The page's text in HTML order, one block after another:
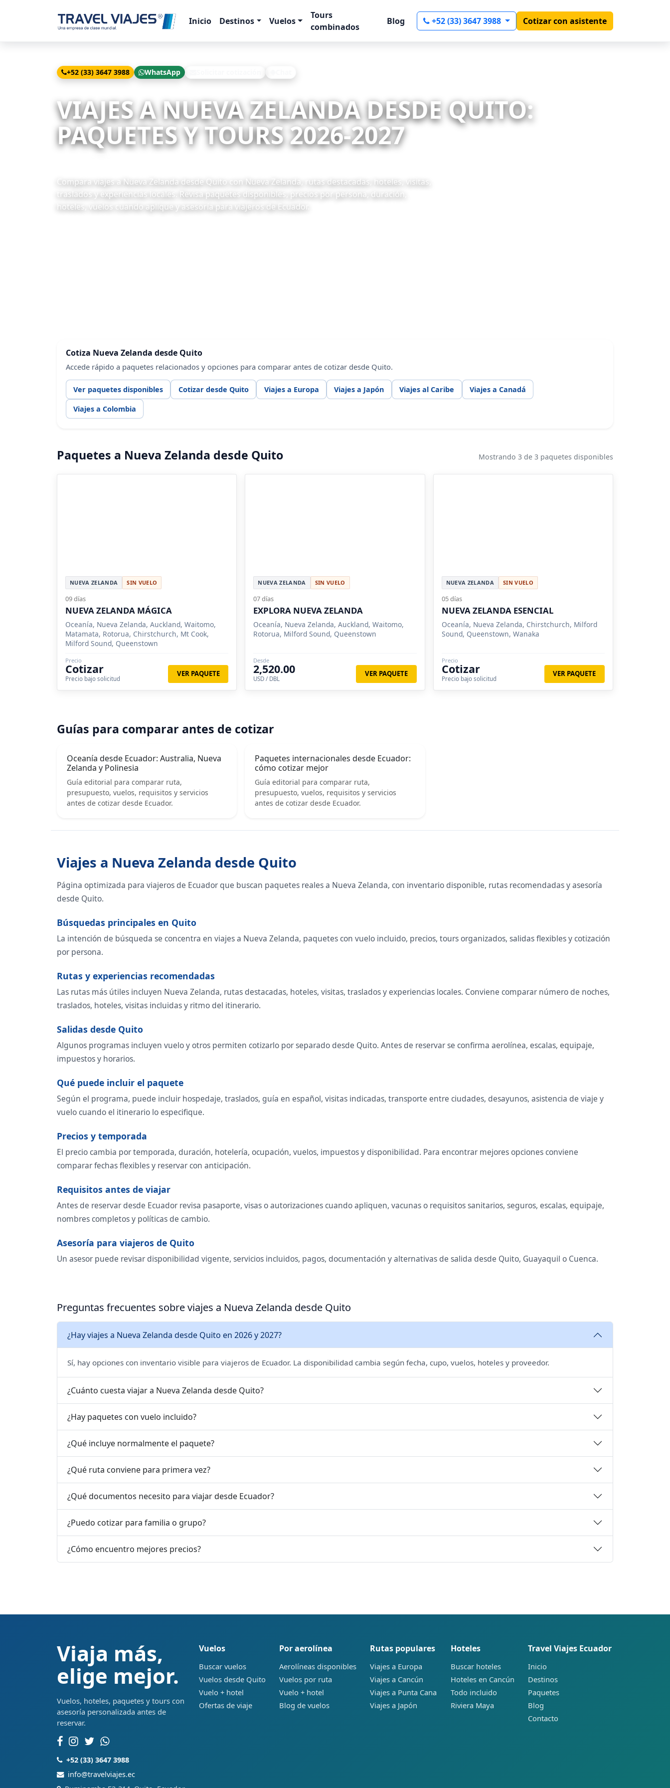
Inicio Destinos Vuelos
Tours
combinados
Blog +52 (33) 3647 3988 Cotizar con asistente
+52 (33) 3647 3988 WhatsApp
VIAJES A NUEVA ZELANDA DESDE QUITO:
PAQUETES Y TOURS 2026-2027
Compara viajes a Nueva Zelanda desde Quito con Nueva Zelanda, rutas destacadas, hoteles, visitas,
traslados y experiencias locales. Revisa paquetes disponibles, precios por persona, duración,
hoteles, vuelos cuando aplique y asesoría para viajeros de Ecuador.
Cotiza Nueva Zelanda desde Quito
Accede rápido a paquetes relacionados y opciones para comparar antes de cotizar desde Quito.
Ver paquetes disponibles Cotizar desde Quito Viajes a Europa Viajes a Japón Viajes al Caribe Viajes a Canadá
Viajes a Colombia
Paquetes a Nueva Zelanda desde Quito Mostrando 3 de 3 paquetes disponibles
NUEVA ZELANDA SIN VUELO
09 días
NUEVA ZELANDA MÁGICA
Oceanía, Nueva Zelanda, Auckland, Waitomo,
Matamata, Rotorua, Chirstchurch, Mt Cook,
Milford Sound, Queenstown
Precio
Cotizar
Precio bajo solicitud
VER PAQUETE
NUEVA ZELANDA SIN VUELO
07 días
EXPLORA NUEVA ZELANDA
Oceanía, Nueva Zelanda, Auckland, Waitomo,
Rotorua, Milford Sound, Queenstown
Desde
2,520.00
USD / DBL
VER PAQUETE
NUEVA ZELANDA SIN VUELO
05 días
NUEVA ZELANDA ESENCIAL
Oceanía, Nueva Zelanda, Chirstchurch, Milford
Sound, Queenstown, Wanaka
Precio
Cotizar
Precio bajo solicitud
VER PAQUETE
Guías para comparar antes de cotizar
Oceanía desde Ecuador: Australia, Nueva
Zelanda y Polinesia
Guía editorial para comparar ruta,
presupuesto, vuelos, requisitos y servicios
antes de cotizar desde Ecuador.
Paquetes internacionales desde Ecuador:
cómo cotizar mejor
Guía editorial para comparar ruta,
presupuesto, vuelos, requisitos y servicios
antes de cotizar desde Ecuador.
Viajes a Nueva Zelanda desde Quito
Página optimizada para viajeros de Ecuador que buscan paquetes reales a Nueva Zelanda, con inventario disponible, rutas recomendadas y asesoría
desde Quito.
Búsquedas principales en Quito
La intención de búsqueda se concentra en viajes a Nueva Zelanda, paquetes con vuelo incluido, precios, tours organizados, salidas flexibles y cotización
por persona.
Rutas y experiencias recomendadas
Las rutas más útiles incluyen Nueva Zelanda, rutas destacadas, hoteles, visitas, traslados y experiencias locales. Conviene comparar número de noches,
traslados, hoteles, visitas incluidas y ritmo del itinerario.
Salidas desde Quito
Algunos programas incluyen vuelo y otros permiten cotizarlo por separado desde Quito. Antes de reservar se confirma aerolínea, escalas, equipaje,
impuestos y horarios.
Qué puede incluir el paquete
Según el programa, puede incluir hospedaje, traslados, guía en español, visitas indicadas, transporte entre ciudades, desayunos, asistencia de viaje y
vuelo cuando el itinerario lo especifique.
Precios y temporada
El precio cambia por temporada, duración, hotelería, ocupación, vuelos, impuestos y disponibilidad. Para encontrar mejores opciones conviene
comparar fechas flexibles y reservar con anticipación.
Requisitos antes de viajar
Antes de reservar desde Ecuador revisa pasaporte, visas o autorizaciones cuando apliquen, vacunas o requisitos sanitarios, seguros, escalas, equipaje,
nombres completos y políticas de cambio.
Asesoría para viajeros de Quito
Un asesor puede revisar disponibilidad vigente, servicios incluidos, pagos, documentación y alternativas de salida desde Quito, Guayaquil o Cuenca.
Preguntas frecuentes sobre viajes a Nueva Zelanda desde Quito
¿Hay viajes a Nueva Zelanda desde Quito en 2026 y 2027?
Sí, hay opciones con inventario visible para viajeros de Ecuador. La disponibilidad cambia según fecha, cupo, vuelos, hoteles y proveedor.
¿Cuánto cuesta viajar a Nueva Zelanda desde Quito?
¿Hay paquetes con vuelo incluido?
¿Qué incluye normalmente el paquete?
¿Qué ruta conviene para primera vez?
¿Qué documentos necesito para viajar desde Ecuador?
¿Puedo cotizar para familia o grupo?
¿Cómo encuentro mejores precios?
Viaja más,
elige mejor.
Vuelos, hoteles, paquetes y tours con
asesoría personalizada antes de
reservar.
+52 (33) 3647 3988
info@travelviajes.ec
Vuelos
Buscar vuelos
Vuelos desde Quito
Vuelo + hotel
Ofertas de viaje
Por aerolínea
Aerolíneas disponibles
Vuelos por ruta
Vuelo + hotel
Blog de vuelos
Rutas populares
Viajes a Europa
Viajes a Cancún
Viajes a Punta Cana
Viajes a Japón
Hoteles
Buscar hoteles
Hoteles en Cancún
Todo incluido
Riviera Maya
Travel Viajes Ecuador
Inicio
Destinos
Paquetes
Blog
Contacto